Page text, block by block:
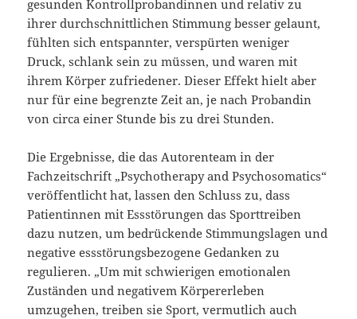
gesunden Kontrollprobandinnen und relativ zu
ihrer durchschnittlichen Stimmung besser gelaunt,
fühlten sich entspannter, verspürten weniger
Druck, schlank sein zu müssen, und waren mit
ihrem Körper zufriedener. Dieser Effekt hielt aber
nur für eine begrenzte Zeit an, je nach Probandin
von circa einer Stunde bis zu drei Stunden.
Die Ergebnisse, die das Autorenteam in der
Fachzeitschrift „Psychotherapy and Psychosomatics“
veröffentlicht hat, lassen den Schluss zu, dass
Patientinnen mit Essstörungen das Sporttreiben
dazu nutzen, um bedrückende Stimmungslagen und
negative essstörungsbezogene Gedanken zu
regulieren. „Um mit schwierigen emotionalen
Zuständen und negativem Körpererleben
umzugehen, treiben sie Sport, vermutlich auch